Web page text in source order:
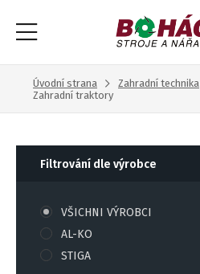
Úvodní strana Zahradní technika
Zahradní traktory
Filtrování dle výrobce
VŠICHNI VÝROBCI
AL-KO
STIGA